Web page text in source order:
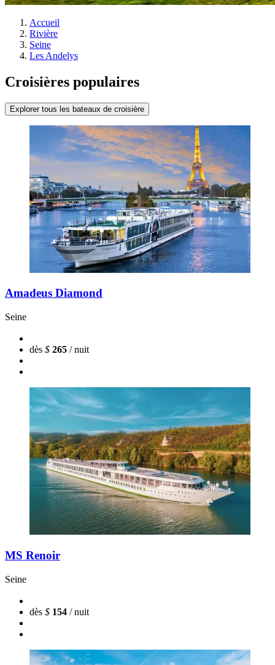
Accueil
Rivière
Seine
Les Andelys
Croisières populaires
Explorer tous les bateaux de croisière
Amadeus Diamond
Seine
dès $ 265 / nuit
MS Renoir
Seine
dès $ 154 / nuit